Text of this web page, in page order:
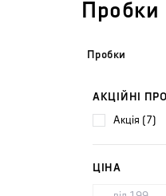
Пробки
Пробки
АКЦІЙНІ
акція (7)
ЦІНА